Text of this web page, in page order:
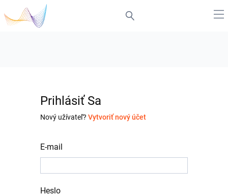
Prihlásiť Sa
Nový užívateľ? Vytvoriť nový účet
E-mail
Heslo